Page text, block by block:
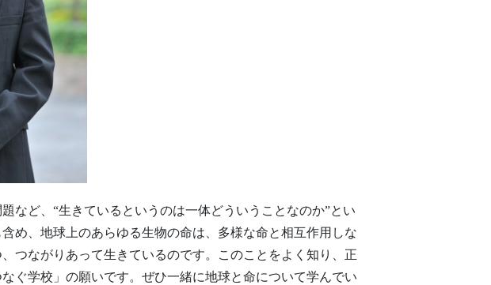
など、“生きているというのは一体どういうことなのか”とい
め、地球上のあらゆる生物の命は、多様な命と相互作用しな
つながりあって生きているのです。このことをよく知り、正
ぐ学校」の願いです。ぜひ一緒に地球と命について学んでい